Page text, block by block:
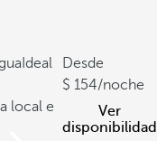
Ideal
local e
Desde
154/noche
Ver
disponibilidad